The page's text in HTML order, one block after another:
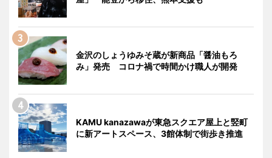
金沢のしょうゆみそ蔵が新商品「醤油もろ
み」発売 コロナ禍で時間かけ職人が開発
KAMU kanazawaが東急スクエア屋上と竪町
に新アートスペース、3館体制で街歩き推進